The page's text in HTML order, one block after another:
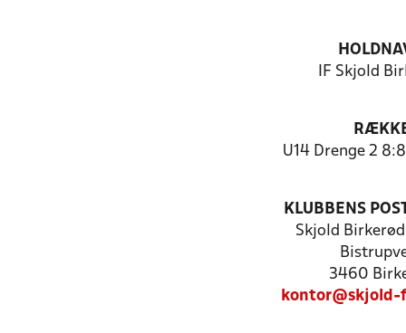
IF Skjold
U14 Drenge 2
KLUBBENS
Skjold
3460
kontor@skjold-